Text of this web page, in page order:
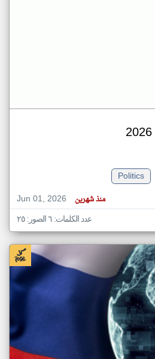
Politics
Jun 01, 2026
منذ شهرين
عدد الكلمات: ٦ الصور: ٢٥